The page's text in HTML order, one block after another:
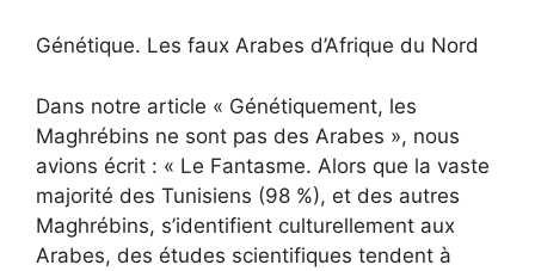
Génétique. Les faux Arabes d’Afrique du Nord
Dans notre article « Génétiquement, les
Maghrébins ne sont pas des Arabes », nous
avions écrit : « Le Fantasme. Alors que la vaste
majorité des Tunisiens (98 %), et des autres
Maghrébins, s’identifient culturellement aux
Arabes, des études scientifiques tendent à